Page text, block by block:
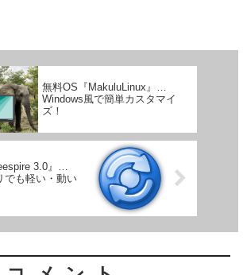
無料OS『MakuluLinux』…
Windows風で簡単カスタマイ
ズ！
3.0』…
でも軽い・動い